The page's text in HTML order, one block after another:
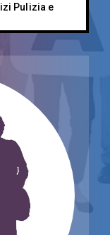
Pulizia e